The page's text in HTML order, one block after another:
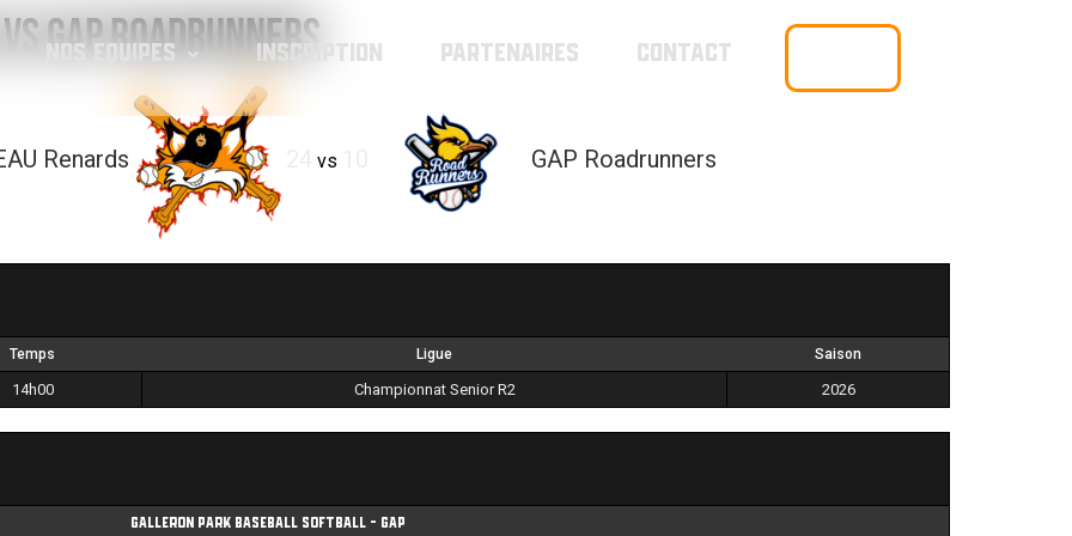
NOS EQUIPES INSCRIPTION PARTENAIRES CONTACT
vs GAP Roadrunners
Renards vs GAP Roadrunners
Temps Ligue Saison
14h00 Championnat Senior R2 2026
Galleron park baseball softball - Gap